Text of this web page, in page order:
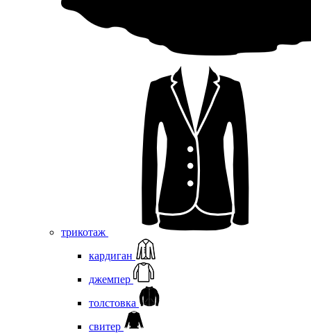
трикотаж
кардиган
джемпер
толстовка
свитер